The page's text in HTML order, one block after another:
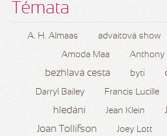
Témata
A. H. Almaas advaitová show
Amoda Maa Anthony
bezhlavá cesta bytí
Darryl Bailey Francis Lucille
hledání Jean Klein
Joan Tollifson Joey Lott